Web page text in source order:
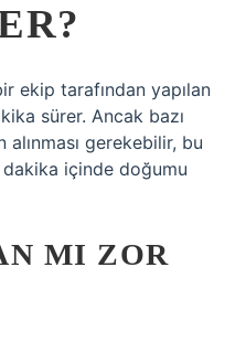
ekip tarafından yapılan
sürer. Ancak bazı
gerekebilir, bu
içinde doğumu
MI ZOR